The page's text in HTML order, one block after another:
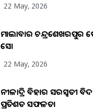
22 May, 2026
ମାଲାବାର ଚନ୍ଦ୍ରଶେଖରପୁର
ସୋ
22 May, 2026
ନୀଳାଦ୍ରି ବିହାର ସରସ୍ୱତୀ
ପ୍ରତିଶତ ସଫଳତା